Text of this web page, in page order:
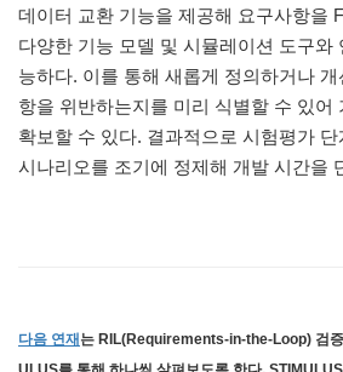
데이터 교환 기능을 제공해 요구사항을
다양한 기능 모델 및 시뮬레이션 도구와
능하다. 이를 통해 새롭게 정의하거나
항을 위반하는지를 미리 식별할 수 있어
확보할 수 있다. 결과적으로 시험평가
시나리오를 조기에 정제해 개발 시간을
다음 연재 는 RIL(Requirements-in-the-Loop) 검